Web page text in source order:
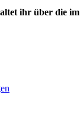
ihr über die im